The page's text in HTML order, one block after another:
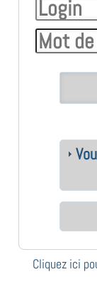
Cliquez ici